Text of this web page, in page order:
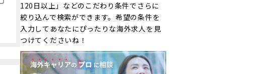
120日以上」などのこだわり条件でさらに
絞り込んで検索ができます。希望の条件を
入力してあなたにぴったりな海外求人を見
つけてくださいね！